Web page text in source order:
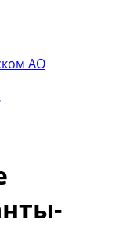
АО